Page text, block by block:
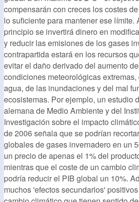
compensarán con creces los costes
lo suficiente para mantener ese límite.
principio se invertirá dinero en
y reducir las emisiones de los gases
contrapartida estará en los recursos
evitar el daño derivado del aumento
condiciones meteorológicas
agua, de las inundaciones y del mal
ecosistemas. Por ejemplo, un estudio
alemana de Medio Ambiente y del
Investigación sobre el impacto
de 2006 señala que se podrían
globales de gases invernadero en un
un precio de apenas el 1% del
mientras que el coste de un cambio
podría reducir el PIB global un 10%.
muchos 'efectos secundarios'